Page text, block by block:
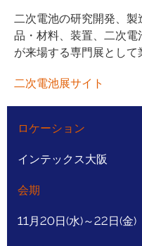
二次電池の研究開発、
品・材料、装置、二次
が来場する専門展として
二次電池展サイト
ロケーション
インテックス大阪
会期
11月20日(水)～22日(金)